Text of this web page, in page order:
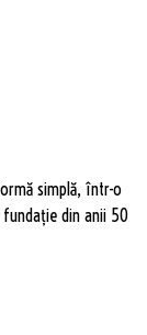
simplă, într-o
din anii 50